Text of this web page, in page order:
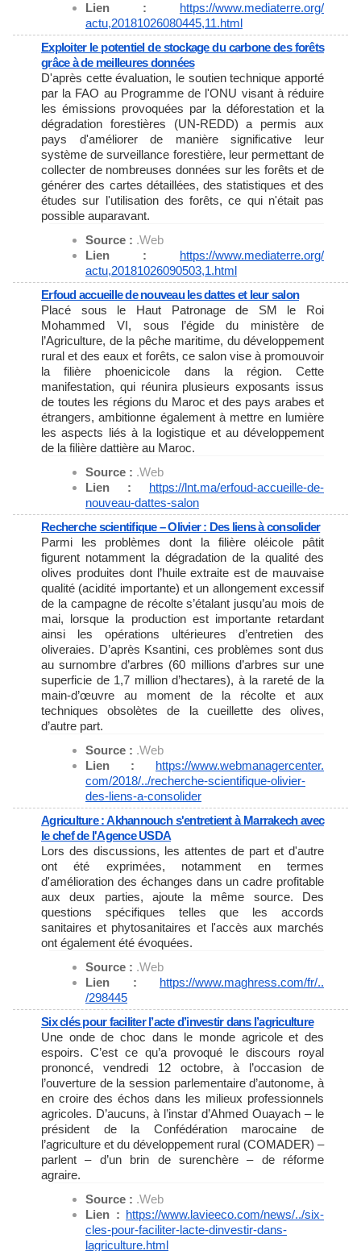
Lien : https://www.mediaterre.org/
actu,20181026080445,11.html
Exploiter le potentiel de stockage du carbone des forêts
grâce à de meilleures données
D'après cette évaluation, le soutien technique apporté
par la FAO au Programme de l'ONU visant à réduire
les émissions provoquées par la déforestation et la
dégradation forestières (UN-REDD) a permis aux
pays d'améliorer de manière significative leur
système de surveillance forestière, leur permettant de
collecter de nombreuses données sur les forêts et de
générer des cartes détaillées, des statistiques et des
études sur l'utilisation des forêts, ce qui n'était pas
possible auparavant.
Source : .Web
Lien : https://www.mediaterre.org/
actu,20181026090503,1.html
Erfoud accueille de nouveau les dattes et leur salon
Placé sous le Haut Patronage de SM le Roi
Mohammed VI, sous l’égide du ministère de
l’Agriculture, de la pêche maritime, du développement
rural et des eaux et forêts, ce salon vise à promouvoir
la filière phoenicicole dans la région. Cette
manifestation, qui réunira plusieurs exposants issus
de toutes les régions du Maroc et des pays arabes et
étrangers, ambitionne également à mettre en lumière
les aspects liés à la logistique et au développement
de la filière dattière au Maroc.
Source : .Web
Lien : https://lnt.ma/erfoud-accueille-de-
nouveau-dattes-salon
Recherche scientifique – Olivier : Des liens à consolider
Parmi les problèmes dont la filière oléicole pâtit
figurent notamment la dégradation de la qualité des
olives produites dont l’huile extraite est de mauvaise
qualité (acidité importante) et un allongement excessif
de la campagne de récolte s’étalant jusqu’au mois de
mai, lorsque la production est importante retardant
ainsi les opérations ultérieures d’entretien des
oliveraies. D’après Ksantini, ces problèmes sont dus
au surnombre d’arbres (60 millions d’arbres sur une
superficie de 1,7 million d’hectares), à la rareté de la
main-d’œuvre au moment de la récolte et aux
techniques obsolètes de la cueillette des olives,
d’autre part.
Source : .Web
Lien : https://www.webmanagercenter.
com/2018/../recherche-scientifique-olivier-
des-liens-a-consolider
Agriculture : Akhannouch s'entretient à Marrakech avec
le chef de l'Agence USDA
Lors des discussions, les attentes de part et d'autre
ont été exprimées, notamment en termes
d'amélioration des échanges dans un cadre profitable
aux deux parties, ajoute la même source. Des
questions spécifiques telles que les accords
sanitaires et phytosanitaires et l'accès aux marchés
ont également été évoquées.
Source : .Web
Lien : https://www.maghress.com/fr/..
/298445
Six clés pour faciliter l’acte d’investir dans l’agriculture
Une onde de choc dans le monde agricole et des
espoirs. C’est ce qu’a provoqué le discours royal
prononcé, vendredi 12 octobre, à l’occasion de
l’ouverture de la session parlementaire d’autonome, à
en croire des échos dans les milieux professionnels
agricoles. D’aucuns, à l’instar d’Ahmed Ouayach – le
président de la Confédération marocaine de
l’agriculture et du développement rural (COMADER) –
parlent – d’un brin de surenchère – de réforme
agraire.
Source : .Web
Lien : https://www.lavieeco.com/news/../six-
cles-pour-faciliter-lacte-dinvestir-dans-
lagriculture.html